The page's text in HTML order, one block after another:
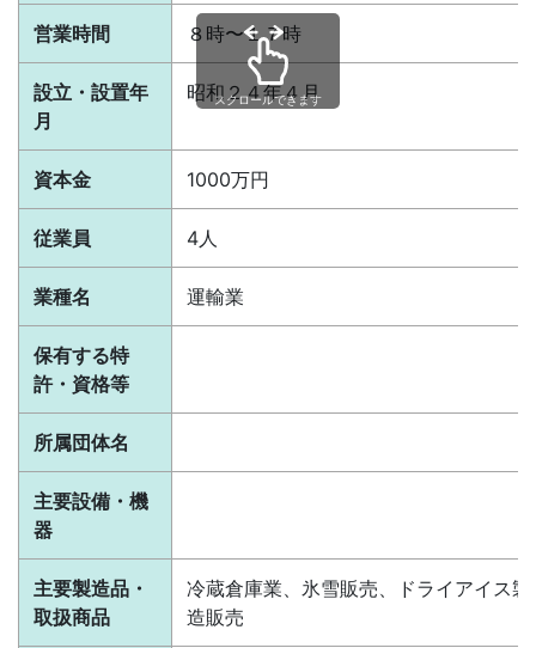
営業時間 ８時〜１７時
設立・設置年
月
昭和２４年４月
資本金 1000万円
従業員 4人
業種名 運輸業
保有する特
許・資格等
所属団体名
主要設備・機
器
主要製造品・
取扱商品
冷蔵倉庫業、氷雪販売、ドライアイス製
造販売
スクロールできます